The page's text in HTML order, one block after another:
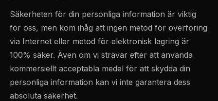
Säkerheten för din personliga information är viktig
för oss, men kom ihåg att ingen metod för överföring
via Internet eller metod för elektronisk lagring är
100% säker. Även om vi strävar efter att använda
kommersiellt acceptabla medel för att skydda din
personliga information kan vi inte garantera dess
absoluta säkerhet.